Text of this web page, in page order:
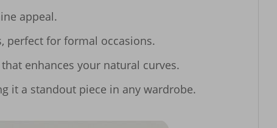
appeal.
perfect for formal occasions.
enhances your natural curves.
it a standout piece in any wardrobe.